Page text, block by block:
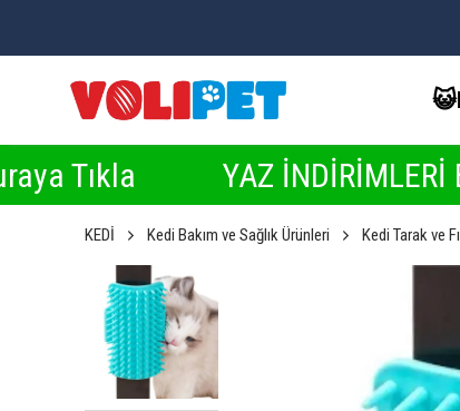
YAZ İNDİRİMLERİ
KEDİ Kedi Bakım ve Sağlık Ürünleri Kedi Tarak ve